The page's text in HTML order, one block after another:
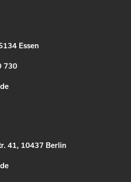
Essen
730
41, 10437 Berlin